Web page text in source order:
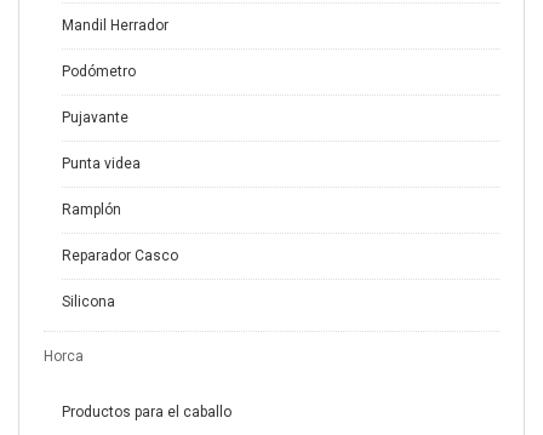
Mandil Herrador
Podómetro
Pujavante
Punta videa
Ramplón
Reparador Casco
Silicona
Horca
Productos para el caballo